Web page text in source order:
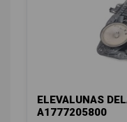
ELEVALUNAS
A1777205800